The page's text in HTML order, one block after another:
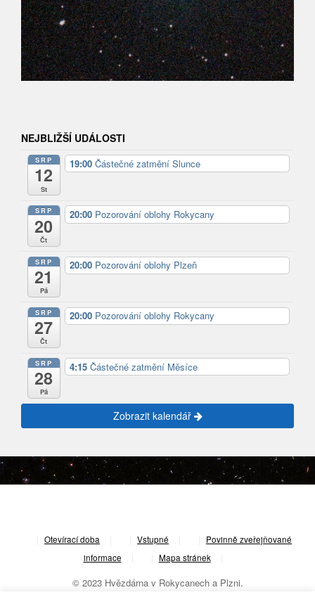
NEJBLIŽŠÍ UDÁLOSTI
SRP
12
St
19:00 Částečné zatmění Slunce
SRP
20
Čt
20:00 Pozorování oblohy Rokycany
SRP
21
Pá
20:00 Pozorování oblohy Plzeň
SRP
27
Čt
20:00 Pozorování oblohy Rokycany
SRP
28
Pá
4:15 Částečné zatmění Měsíce
Zobrazit kalendář
Otevírací doba Vstupné
Povinně zveřejňované
informace
Mapa stránek
© 2023 Hvězdárna v Rokycanech a Plzni.